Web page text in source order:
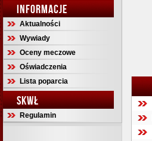
INFORMACJE
Aktualności
Wywiady
Oceny meczowe
Oświadczenia
Lista poparcia
SKWŁ
Regulamin